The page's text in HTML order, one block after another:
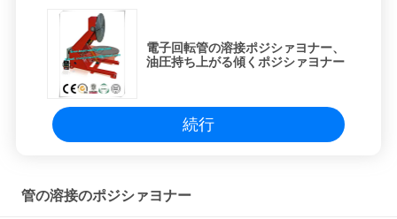
ポ
電子回転管の溶接ポジシァヨナー、
油圧持ち上がる傾くポジシァヨナー
続行
管の溶接のポジシァヨナー